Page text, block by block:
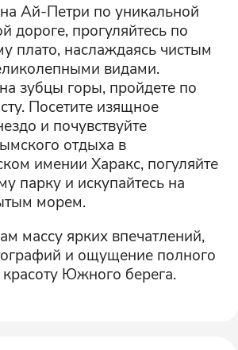
Ай-Петри по уникальной
дороге, прогуляйтесь по
плато, наслаждаясь чистым
видами.
зубцы горы, пройдете по
Посетите изящное
и почувствуйте
отдыха в
имении Харакс, погуляйте
парку и искупайтесь на
морем.
массу ярких впечатлений,
и ощущение полного
Южного берега.